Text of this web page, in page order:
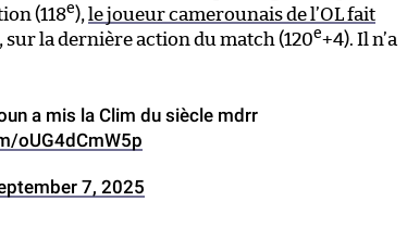
(118e), le joueur camerounais de l’OL fait
, sur la dernière action du match (120e+4). Il n’a
a mis la Clim du siècle mdrr
oUG4dCmW5p
7, 2025